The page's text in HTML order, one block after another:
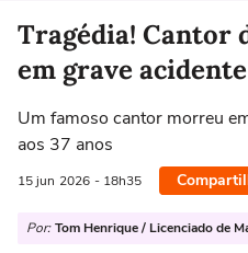
Tragédia! Cantor
em grave acidente
Um famoso cantor morreu
aos 37 anos
15 jun 2026 - 18h35
Por: Tom Henrique / Licenciado de